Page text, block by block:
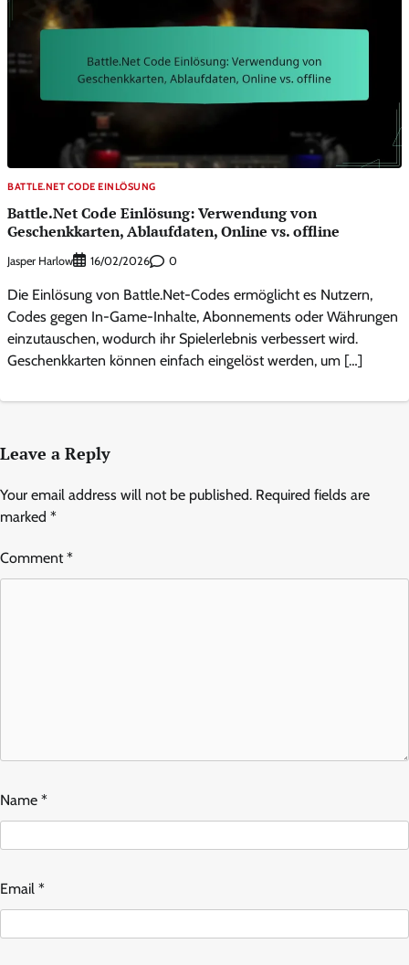
BATTLE.NET CODE EINLÖSUNG
Battle.Net Code Einlösung: Verwendung von
Geschenkkarten, Ablaufdaten, Online vs. offline
Jasper Harlow 16/02/2026 0
Die Einlösung von Battle.Net-Codes ermöglicht es Nutzern,
Codes gegen In-Game-Inhalte, Abonnements oder Währungen
einzutauschen, wodurch ihr Spielerlebnis verbessert wird.
Geschenkkarten können einfach eingelöst werden, um […]
Leave a Reply
Your email address will not be published. Required fields are
marked *
Comment*
Name *
Email *